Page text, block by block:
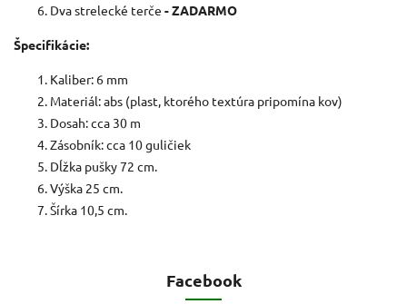
Dva strelecké terče - ZADARMO
Špecifikácie:
Kaliber: 6 mm
Materiál: abs (plast, ktorého textúra pripomína kov)
Dosah: cca 30 m
Zásobník: cca 10 guličiek
Dĺžka pušky 72 cm.
Výška 25 cm.
Šírka 10,5 cm.
Facebook